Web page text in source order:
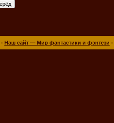
- Наш сайт — Мир фантастики и фэнтези -